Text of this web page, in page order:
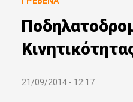
21/09/2014 - 12:17